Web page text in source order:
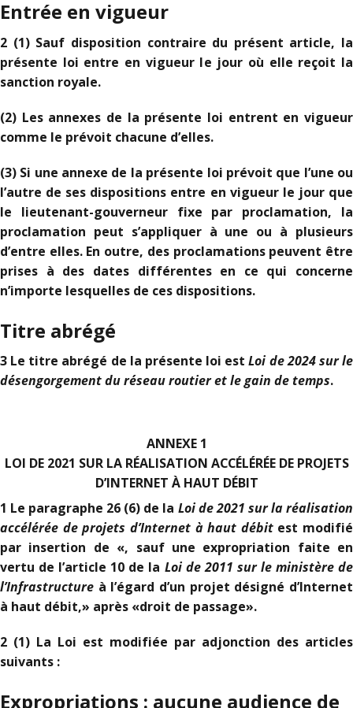
Entrée en vigueur
2 (1) Sauf disposition contraire du présent article, la
présente loi entre en vigueur le jour où elle reçoit la
sanction royale.
(2) Les annexes de la présente loi entrent en vigueur
comme le prévoit chacune d’elles.
(3) Si une annexe de la présente loi prévoit que l’une ou
l’autre de ses dispositions entre en vigueur le jour que
le lieutenant-gouverneur fixe par proclamation, la
proclamation peut s’appliquer à une ou à plusieurs
d’entre elles. En outre, des proclamations peuvent être
prises à des dates différentes en ce qui concerne
n’importe lesquelles de ces dispositions.
Titre abrégé
3 Le titre abrégé de la présente loi estLoi de 2024 sur le
désengorgement du réseau routier et le gain de temps.
ANNEXE 1
LOI DE 2021 SUR LA RÉALISATION ACCÉLÉRÉE DE PROJETS
D’INTERNET À HAUT DÉBIT
1 Le paragraphe 26 (6) de la Loi de 2021 sur la réalisation
accélérée de projets d’Internet à haut débitest modifié
par insertion de «, sauf une expropriation faite en
vertu de l’article 10 de la Loi de 2011 sur le ministère de
l’Infrastructure à l’égard d’un projet désigné d’Internet
à haut débit,» après «droit de passage».
2 (1) La Loi est modifiée par adjonction des articles
suivants :
Expropriations : aucune audience de